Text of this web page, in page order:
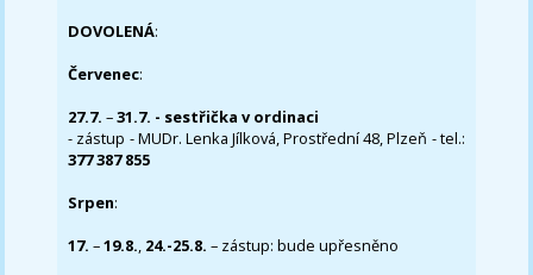
DOVOLENÁ:
Červenec:
27.7.–31.7. - sestřička v ordinaci
- zástup - MUDr. Lenka Jílková, Prostřední 48, Plzeň - tel.:
377 387 855
Srpen:
17. –19.8., 24.-25.8. – zástup: bude upřesněno